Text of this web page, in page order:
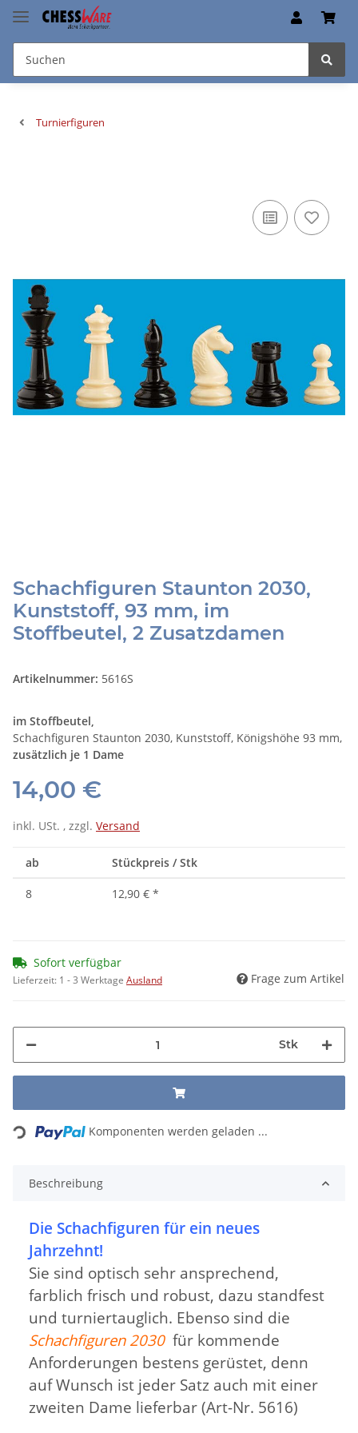
Turnierfiguren
Schachfiguren Staunton 2030,
Kunststoff, 93 mm, im
Stoffbeutel, 2 Zusatzdamen
Artikelnummer: 5616S
im Stoffbeutel,
Schachfiguren Staunton 2030, Kunststoff, Königshöhe 93 mm,
zusätzlich je 1 Dame
14,00 €
inkl. USt. , zzgl. Versand
ab Stückpreis / Stk
8 12,90 € *
Sofort verfügbar
Lieferzeit: 1 - 3 Werktage Ausland Frage zum Artikel
Stk
Loading... Komponenten werden geladen ...
Beschreibung
Die Schachfiguren für ein neues
Jahrzehnt!
Sie sind optisch sehr ansprechend,
farblich frisch und robust, dazu standfest
und turniertauglich. Ebenso sind die
Schachfiguren 2030für kommende
Anforderungen bestens gerüstet, denn
auf Wunsch ist jeder Satz auch mit einer
zweiten Dame lieferbar (Art-Nr. 5616)